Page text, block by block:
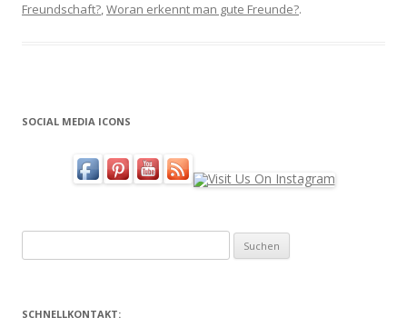
Freundschaft?,Woran erkennt man gute Freunde?.
SOCIAL MEDIA ICONS
nach:
SCHNELLKONTAKT: